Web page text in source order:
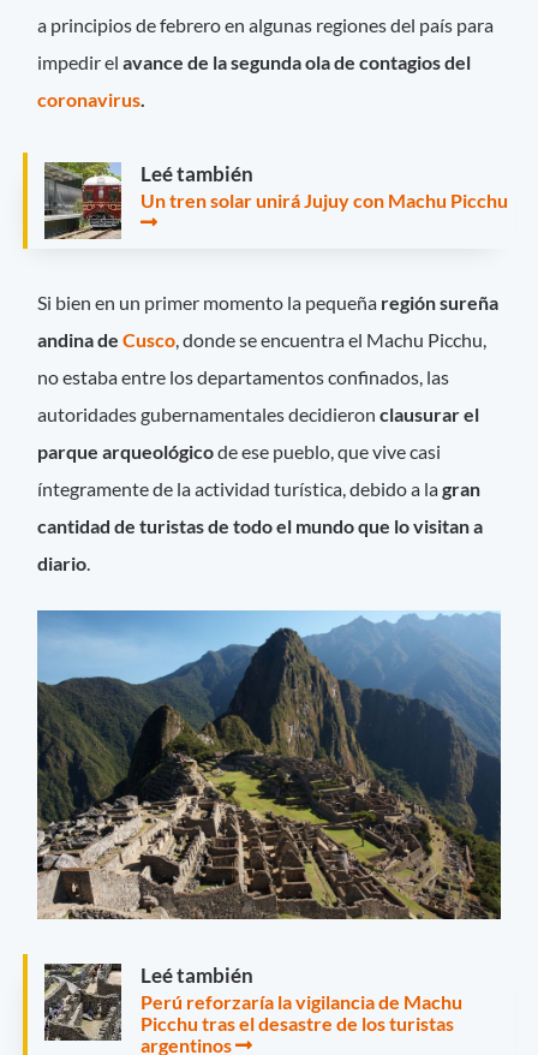
a principios de febrero en algunas regiones del país para
impedir elavance de la segunda ola de contagios del
coronavirus
Leé también
Un tren solar unirá Jujuy con Machu Picchu
Si bien en un primer momento la pequeña región sureña
andina deCusco, donde se encuentra el Machu Picchu,
no estaba entre los departamentos confinados, las
autoridades gubernamentales decidieronclausurar el
parque arqueológicode ese pueblo, que vive casi
íntegramente de la actividad turística, debido a lagran
cantidad de turistas de todo el mundo que lo visitan a
diario.
Leé también
Perú reforzaría la vigilancia de Machu
Picchu tras el desastre de los turistas
argentinos